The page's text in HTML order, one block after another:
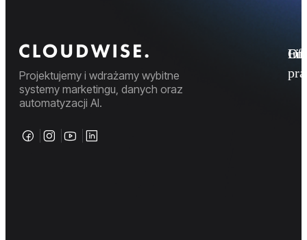
Projektujemy i wdrażamy wybitne
systemy marketingu, danych oraz
automatyzacji AI.